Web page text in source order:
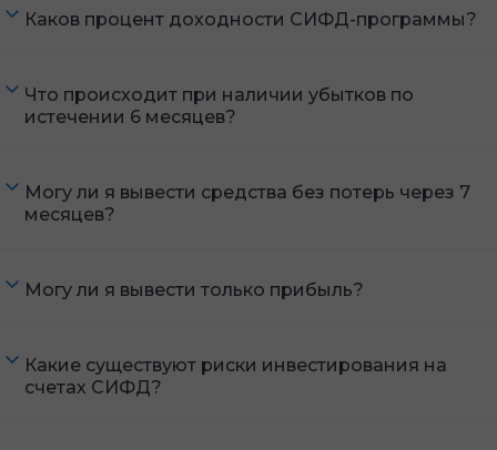
Каков процент доходности СИФД-программы?
Что происходит при наличии убытков по
истечении 6 месяцев?
Могу ли я вывести средства без потерь через 7
месяцев?
Могу ли я вывести только прибыль?
Какие существуют риски инвестирования на
счетах СИФД?